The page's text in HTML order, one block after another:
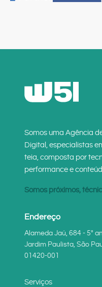
Somos uma Agência
Digital, especialistas
teia, composta por
performance e
Somos próximos,
Endereço
Alameda Jaú, 684 - 5°
Jardim Paulista, São
01420-001
Serviços